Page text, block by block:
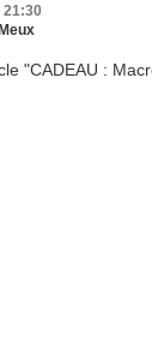
21:30